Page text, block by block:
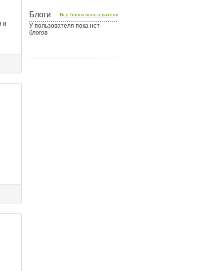
Все блоги пользователя
Блоги
У пользователя пока нет
блогов